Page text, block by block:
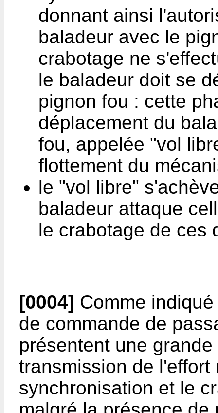
donnant ainsi
baladeur avec le
crabotage ne
le baladeur doit se
pignon fou : cette
déplacement du
fou, appelée "vol
flottement du
le "vol libre"
baladeur attaque
le crabotage de ces
[0004] Comme
de commande de
présentent une
transmission de
synchronisation et le